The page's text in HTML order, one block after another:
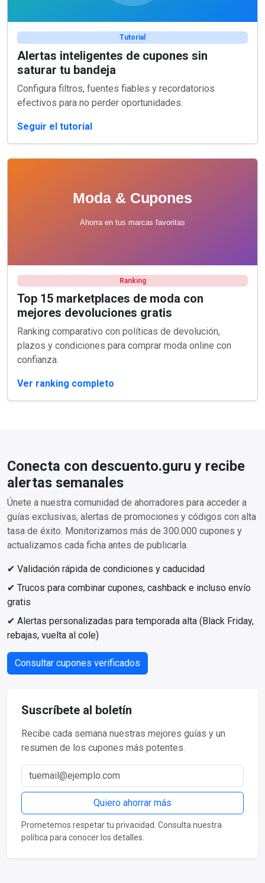
Tutorial
Alertas inteligentes de cupones sin
saturar tu bandeja
Configura filtros, fuentes fiables y recordatorios
efectivos para no perder oportunidades.
Seguir el tutorial
Ranking
Top 15 marketplaces de moda con
mejores devoluciones gratis
Ranking comparativo con políticas de devolución,
plazos y condiciones para comprar moda online con
confianza.
Ver ranking completo
Conecta con descuento.guru y recibe
alertas semanales
Únete a nuestra comunidad de ahorradores para acceder a
guías exclusivas, alertas de promociones y códigos con alta
tasa de éxito. Monitorizamos más de 300.000 cupones y
actualizamos cada ficha antes de publicarla.
✔ Validación rápida de condiciones y caducidad
✔ Trucos para combinar cupones, cashback e incluso envío
gratis
✔ Alertas personalizadas para temporada alta (Black Friday,
rebajas, vuelta al cole)
Consultar cupones verificados
Suscríbete al boletín
Recibe cada semana nuestras mejores guías y un
resumen de los cupones más potentes.
Correo electrónico
Quiero ahorrar más
Prometemos respetar tu privacidad. Consulta nuestra
política para conocer los detalles.